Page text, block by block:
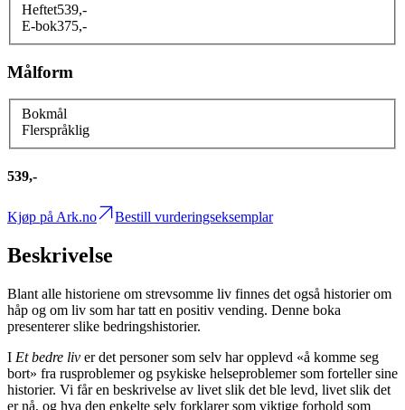
Heftet539,-
E-bok375,-
Målform
Bokmål
Flerspråklig
539,-
Kjøp på Ark.no Bestill vurderingseksemplar
Beskrivelse
Blant alle historiene om strevsomme liv finnes det også historier om
håp og om liv som har tatt en positiv vending. Denne boka
presenterer slike bedringshistorier.
I Et bedre liv er det personer som selv har opplevd «å komme seg
bort» fra rusproblemer og psykiske helseproblemer som forteller sine
historier. Vi får en beskrivelse av livet slik det ble levd, livet slik det
er nå, og hva den enkelte selv forklarer som viktige forhold som